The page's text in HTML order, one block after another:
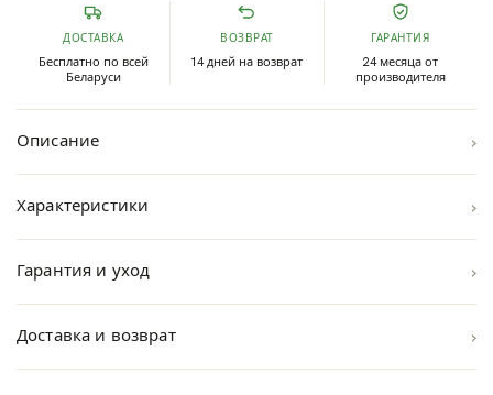
ДОСТАВКА
Бесплатно по всей
Беларуси
ВОЗВРАТ
14 дней на возврат
ГАРАНТИЯ
24 месяца от
производителя
Описание ›
Характеристики ›
Гарантия и уход ›
Доставка и возврат ›